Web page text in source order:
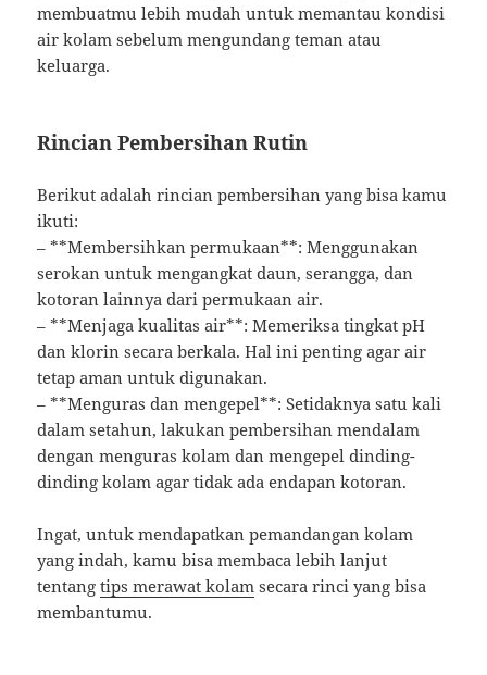
membuatmu lebih mudah untuk memantau kondisi
air kolam sebelum mengundang teman atau
keluarga.
Rincian Pembersihan Rutin
Berikut adalah rincian pembersihan yang bisa kamu
ikuti:
– **Membersihkan permukaan**: Menggunakan
serokan untuk mengangkat daun, serangga, dan
kotoran lainnya dari permukaan air.
– **Menjaga kualitas air**: Memeriksa tingkat pH
dan klorin secara berkala. Hal ini penting agar air
tetap aman untuk digunakan.
– **Menguras dan mengepel**: Setidaknya satu kali
dalam setahun, lakukan pembersihan mendalam
dengan menguras kolam dan mengepel dinding-
dinding kolam agar tidak ada endapan kotoran.
Ingat, untuk mendapatkan pemandangan kolam
yang indah, kamu bisa membaca lebih lanjut
tentangtips merawat kolam secara rinci yang bisa
membantumu.